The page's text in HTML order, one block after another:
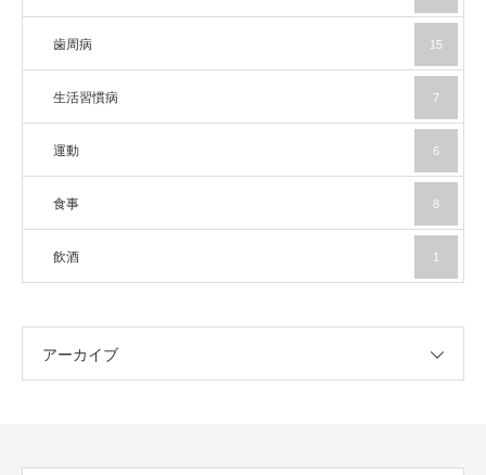
歯周病 15
生活習慣病 7
運動 6
食事 8
飲酒 1
アーカイブ